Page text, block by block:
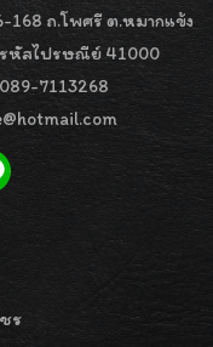
168 ถ.โพศรี ต.หมากแข้ง
รหัสไปรษณีย์ 41000
089-7113268
ร